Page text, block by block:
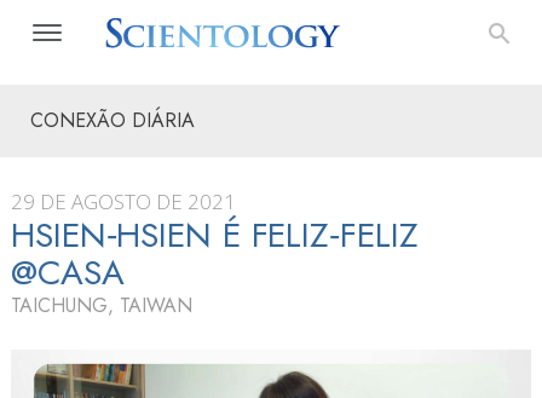
CONEXÃO DIÁRIA
29 DE AGOSTO DE 2021
HSIEN‑HSIEN É FELIZ‑FELIZ
@CASA
TAICHUNG, TAIWAN